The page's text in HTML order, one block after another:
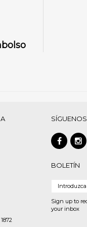
BOLETÍN
Sign up to
your inbox